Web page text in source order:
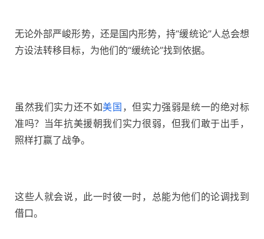
无论外部严峻形势，还是国内形势，持“缓统论”人总会想
方设法转移目标，为他们的“缓统论”找到依据。
虽然我们实力还不如美国 ，但实力强弱是统一的绝对标
准吗？当年抗美援朝我们实力很弱，但我们敢于出手，
照样打赢了战争。
这些人就会说，此一时彼一时，总能为他们的论调找到
借口。